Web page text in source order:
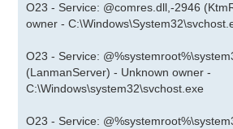
O23 - Service: @comres.dll,-2946
owner -
O23 - Service:
(LanmanServer) - Unknown owner -
C:\Windows\system32\svchost.exe
O23 - Service: